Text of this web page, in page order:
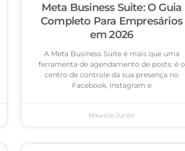
Meta Business Suite: O Guia
Completo Para Empresários
em 2026
A Meta Business Suite é mais que uma
ferramenta de agendamento de posts: é o
centro de controle da sua presença no
Facebook, Instagram e
Mauricio Junior